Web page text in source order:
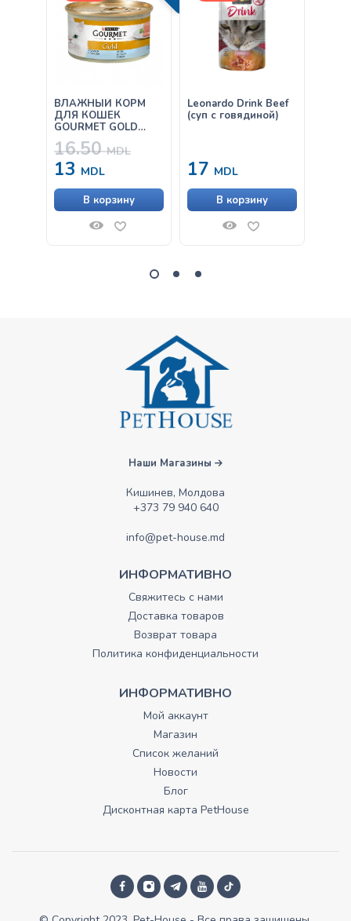
ВЛАЖНЫЙ КОРМ
ДЛЯ КОШЕК
GOURMET GOLD
ПАШТЕТ С ТУНЦОМ
85Г
16.50MDL
13 MDL
В корзину
Leonardo Drink Beef
(суп с говядиной)
17 MDL
В корзину
Наши Магазины
Кишинев, Молдова
+373 79 940 640
info@pet-house.md
ИНФОРМАТИВНО
Свяжитесь с нами
Доставка товаров
Возврат товара
Политика конфиденциальности
ИНФОРМАТИВНО
Мой аккаунт
Магазин
Список желаний
Новости
Блог
Дисконтная карта PetHouse